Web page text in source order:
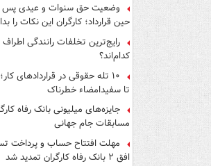
وضعیت حق سنوات و عیدی پس
حین قرارداد؛ کارگران این نکات را
رایج‌ترین تخلفات رانندگی اطراف
کدام‌اند؟
۱۰ تله حقوقی در قراردادهای
تا سفیدامضاء خطرناک
جایزه‌های میلیونی بانک رفاه
مسابقات جام جهانی
مهلت افتتاح حساب و پرداخت
افق ۲ بانک رفاه کارگران تمدید شد